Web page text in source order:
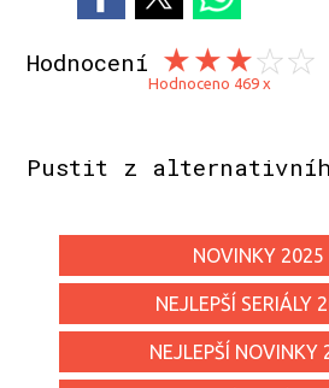
Hodnocení
Hodnoceno 469 x
Pustit z
NOVINKY 2025
NEJLEPŠÍ SERIÁLY
NEJLEPŠÍ NOVINKY